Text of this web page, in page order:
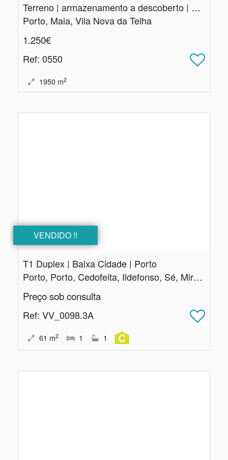
Terreno | armazenamento a descoberto | Vila Nova Telha
Porto, Maia, Vila Nova da Telha
1.250€
Ref: 0550
1950 m2
VENDIDO !!
T1 Duplex | Baixa Cidade | Porto
Porto, Porto, Cedofeita, Ildefonso, Sé, Miragaia, Nicolau, Vitória
Preço sob consulta
Ref: VV_0098.3A
61 m2 1 1